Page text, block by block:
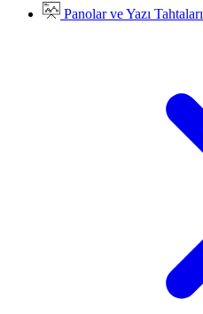
Panolar ve Yazı Tahtaları